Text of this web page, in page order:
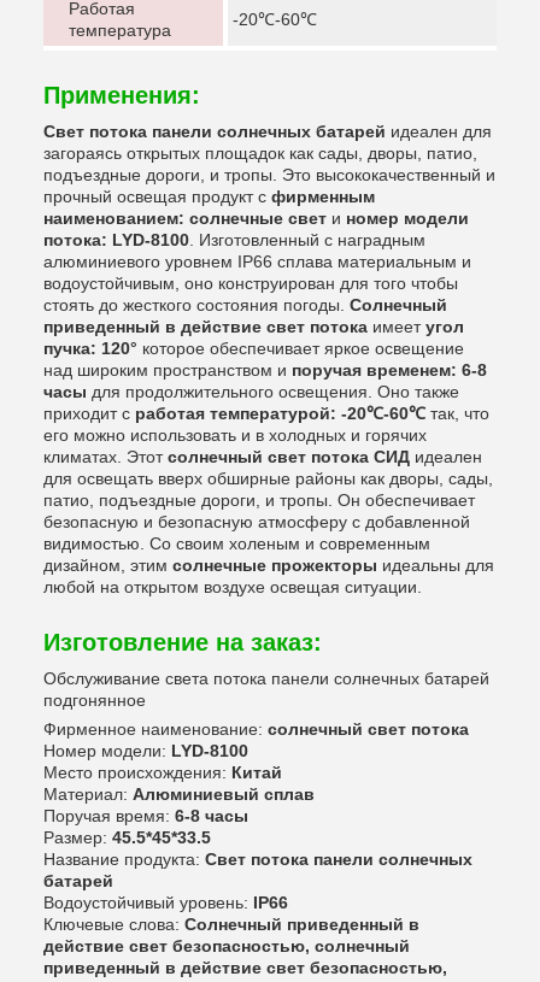
Работая
температура
-20℃-60℃
Применения:
Свет потока панели солнечных батарей идеален для
загораясь открытых площадок как сады, дворы, патио,
подъездные дороги, и тропы. Это высококачественный и
прочный освещая продукт с фирменным
наименованием: солнечные свет и номер модели
потока: LYD-8100 . Изготовленный с наградным
алюминиевого уровнем IP66 сплава материальным и
водоустойчивым, оно конструирован для того чтобы
стоять до жесткого состояния погоды. Солнечный
приведенный в действие свет потока имеетугол
пучка: 120° которое обеспечивает яркое освещение
над широким пространством и поручая временем: 6-8
часы для продолжительного освещения. Оно также
приходит с работая температурой: -20℃-60℃ так, что
его можно использовать и в холодных и горячих
климатах. Этотсолнечный свет потока СИД идеален
для освещать вверх обширные районы как дворы, сады,
патио, подъездные дороги, и тропы. Он обеспечивает
безопасную и безопасную атмосферу с добавленной
видимостью. Со своим холеным и современным
дизайном, этим солнечные прожекторы идеальны для
любой на открытом воздухе освещая ситуации.
Изготовление на заказ:
Обслуживание света потока панели солнечных батарей
подгонянное
Фирменное наименование: солнечный свет потока
Номер модели: LYD-8100
Место происхождения: Китай
Материал: Алюминиевый сплав
Поручая время: 6-8 часы
Размер: 45.5*45*33.5
Название продукта: Свет потока панели солнечных
батарей
Водоустойчивый уровень: IP66
Ключевые слова: Солнечный приведенный в
действие свет безопасностью, солнечный
приведенный в действие свет безопасностью,